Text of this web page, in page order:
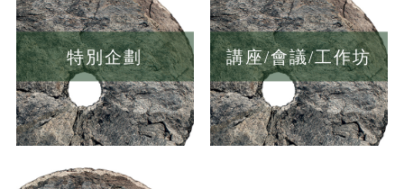
特別企劃 講座/會議/工作坊